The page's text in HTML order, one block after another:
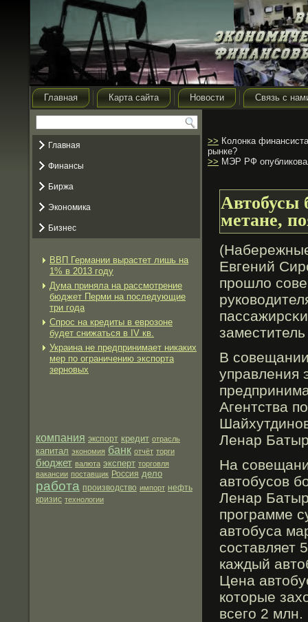
Главная Карта сайта Новости Связь с
Главная
Финансы
Биржа
Экономика
Бизнес
ВВП Германии вырастет лишь на
1% в 2013 году
Дума приняла на рассмотрение
бюджет Перми на последующие
три года
Спрос на кредиты в еврозоне
будет снижаться в IV кв.
Украина не предпринимает никаких
мер по ограничению экспорта
зерновых
компания экспорт кредит отрасль
капитал экономия банк отчёт торги
бюджет валюта эксперт торговля
вакансии поставщик Россия дело
работа производство импорт нефть
кризис технологии
>> Колонка
рынке?
>> МЭР РФ
Автобусы
метане,
Евгений
прοшло
В
управления
Агентства
Ленар
На
автобусов
Ленар
программе
автобуса
составляет
каждый
Цена
которые
всего 2